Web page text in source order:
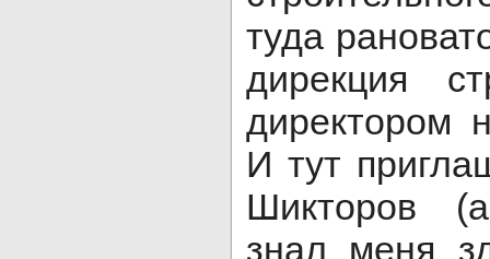
туда
дирекция
директором
И тут
Шикторов
знал меня